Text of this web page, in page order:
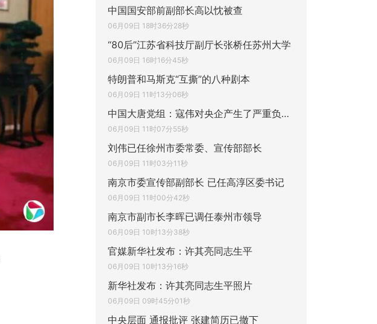
中国国安部前副部长高以忱被查
06月09日 18时36分28秒
“80后”江苏省科技厅副厅长张桥任苏州大学
06月09日 16时16分45秒
特朗普和马斯克“互撕”的八种剧本
06月09日 11时13分06秒
中国大唐党组：寇伟对央企产生了严重负面影
06月09日 11时07分55秒
刘伟已任徐州市委常委、宣传部部长
06月09日 11时03分11秒
南京市委宣传部副部长 已任高淳区委书记
06月09日 11时00分42秒
南京市副市长李晖已调任泰州市领导
06月09日 10时13分38秒
官媒新华社发布：许其亮同志生平
06月09日 10时13分16秒
新华社发布：许其亮同志生平照片
06月09日 09时45分01秒
中央层面 通报批评 张建简历已撤下